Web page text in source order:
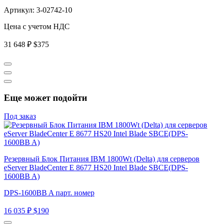
Артикул: 3-02742-10
Цена с учетом НДС
31 648 ₽ $375
Еще может подойти
Под заказ
Резервный Блок Питания IBM 1800Wt (Delta) для серверов
eServer BladeCenter E 8677 HS20 Intel Blade SBCE(DPS-
1600BB A)
DPS-1600BB A парт. номер
16 035 ₽ $190